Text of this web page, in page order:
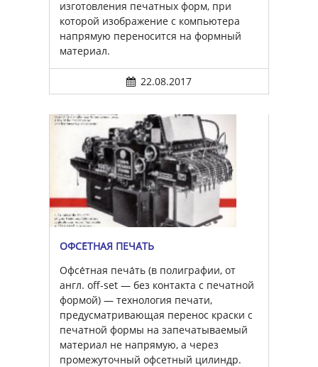
изготовления печатных форм, при
которой изображение с компьютера
напрямую переносится на формный
материал.
22.08.2017
ОФСЕ́ТНАЯ ПЕЧА́ТЬ
Офсе́тная печа́ть (в полиграфии, от
англ. off-set — без контакта с печатной
формой) — технология печати,
предусматривающая перенос краски с
печатной формы на запечатываемый
материал не напрямую, а через
промежуточный офсетный цилиндр.